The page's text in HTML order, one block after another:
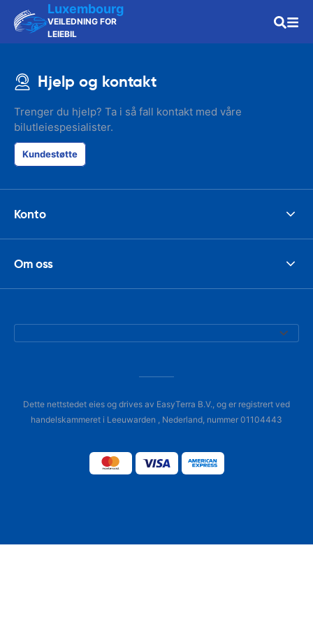
Luxembourg
VEILEDNING FOR
LEIEBIL
Hjelp og kontakt
Trenger du hjelp? Ta i så fall kontakt med våre
bilutleiespesialister.
Kundestøtte
Konto
Om oss
Dette nettstedet eies og drives av EasyTerra B.V., og er registrert ved
handelskammeret i Leeuwarden , Nederland, nummer 01104443